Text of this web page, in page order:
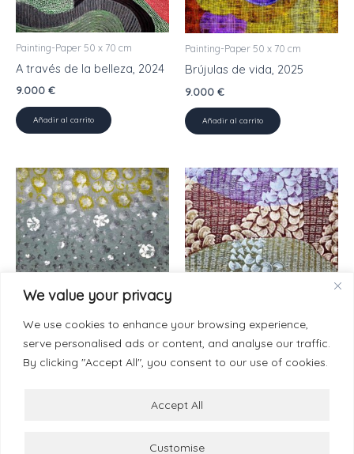
We value your privacy
We use cookies to enhance your browsing experience,
serve personalised ads or content, and analyse our traffic.
By clicking "Accept All", you consent to our use of cookies.
Customise
Accept All
Painting-Paper 50 x 70 cm
A través de la belleza, 2024
9.000 €
Añadir al carrito
Painting-Paper 50 x 70 cm
Brújulas de vida, 2025
9.000 €
Añadir al carrito
Painting-Paper 50 x 70 cm
Añadir al carrito
desvanecidos, 2025